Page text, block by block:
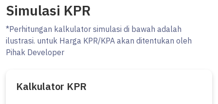
Simulasi KPR
*Perhitungan kalkulator simulasi di bawah adalah
ilustrasi. untuk Harga KPR/KPA akan ditentukan oleh
Pihak Developer
Kalkulator KPR